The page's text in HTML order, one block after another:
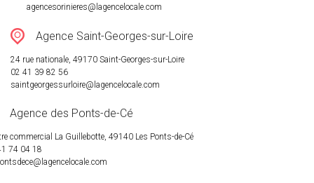
agencesorinieres@lagencelocale.com
Agence Saint-Georges-sur-Loire
24 rue nationale, 49170 Saint-Georges-sur-Loire
02 41 39 82 56
saintgeorgessurloire@lagencelocale.com
Agence des Ponts-de-Cé
commercial La Guillebotte, 49140 Les Ponts-de-Cé
74 04 18